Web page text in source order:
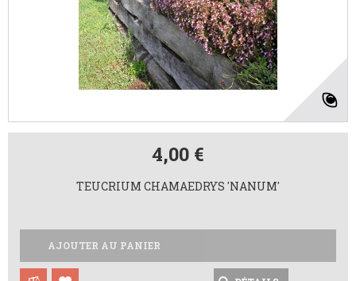
4,00 €
TEUCRIUM CHAMAEDRYS 'NANUM'
AJOUTER AU PANIER